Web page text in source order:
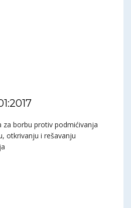
za borbu protiv podmićivanja
otkrivanju i rešavanju